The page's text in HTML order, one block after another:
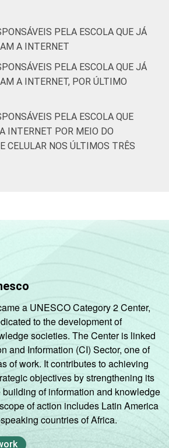
Norte 88 12
Centro-
Oeste
88 11
Sudeste 93
Particular 95
NIC.br, Centro Regional de
o Desenvolvimento da
da Informação (Cetic.br),
o uso das tecnologias de
e comunicação nas escolas
TIC Educação 2017.
PELA ESCOLA QUE JÁ
A INTERNET
PELA ESCOLA QUE JÁ
A INTERNET, POR ÚLTIMO
PELA ESCOLA QUE
INTERNET POR MEIO DO
CELULAR NOS ÚLTIMOS TRÊS
a UNESCO Category 2 Center,
to the development of
societies. The Center is linked
and Information (CI) Sector, one of
of work. It contributes to achieving
objectives by strengthening its
building of information and knowledge
of action includes Latin America
countries of Africa.